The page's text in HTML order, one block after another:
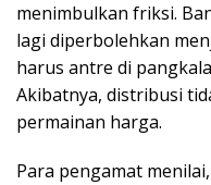
menimbulkan friksi.
lagi diperbolehkan
harus antre di
Akibatnya, distribusi
permainan harga.
Para pengamat